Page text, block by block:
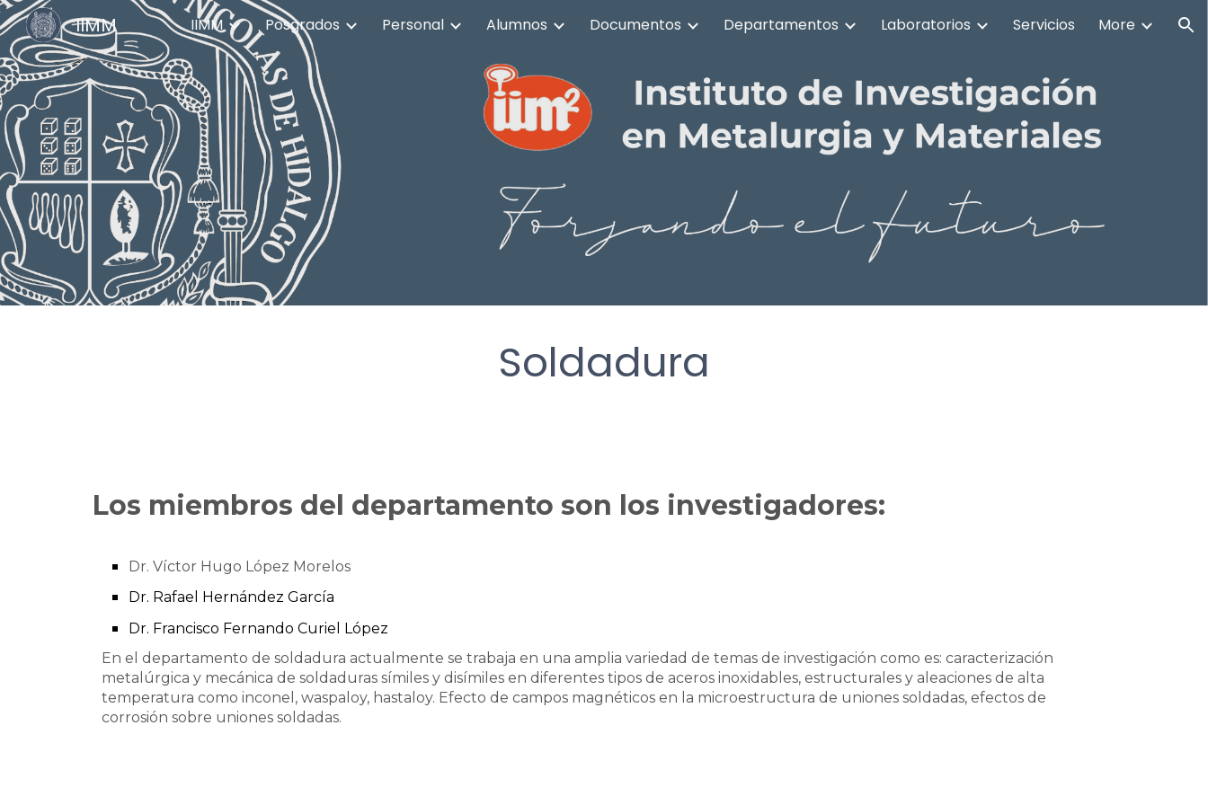
Skip to main content Skip to navigation
IIMM IIMM Posgrados Personal Alumnos Documentos Departamentos Laboratorios Servicios More
Soldadura
Los miembros del departamento son los investigadores:
Dr. Víctor Hugo López Morelos
Dr. Rafael Hernández García
Dr. Francisco Fernando Curiel López
En el departamento de soldadura actualmente se trabaja en una amplia variedad de temas de investigación como es: caracterización
metalúrgica y mecánica de soldaduras símiles y disímiles en diferentes tipos de aceros inoxidables, estructurales y aleaciones de alta
temperatura como inconel, waspaloy, hastaloy. Efecto de campos magnéticos en la microestructura de uniones soldadas, efectos de
corrosión sobre uniones soldadas.